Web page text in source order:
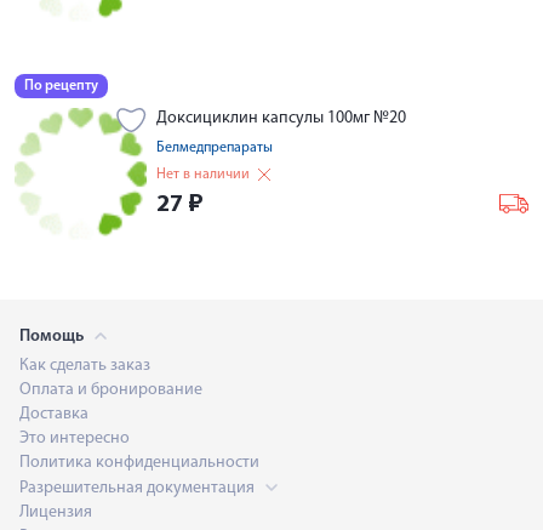
По рецепту
Доксициклин капсулы 100мг №20
Белмедпрепараты
Нет в наличии
27 ₽
Помощь
Как сделать заказ
Оплата и бронирование
Доставка
Это интересно
Политика конфиденциальности
Разрешительная документация
Лицензия